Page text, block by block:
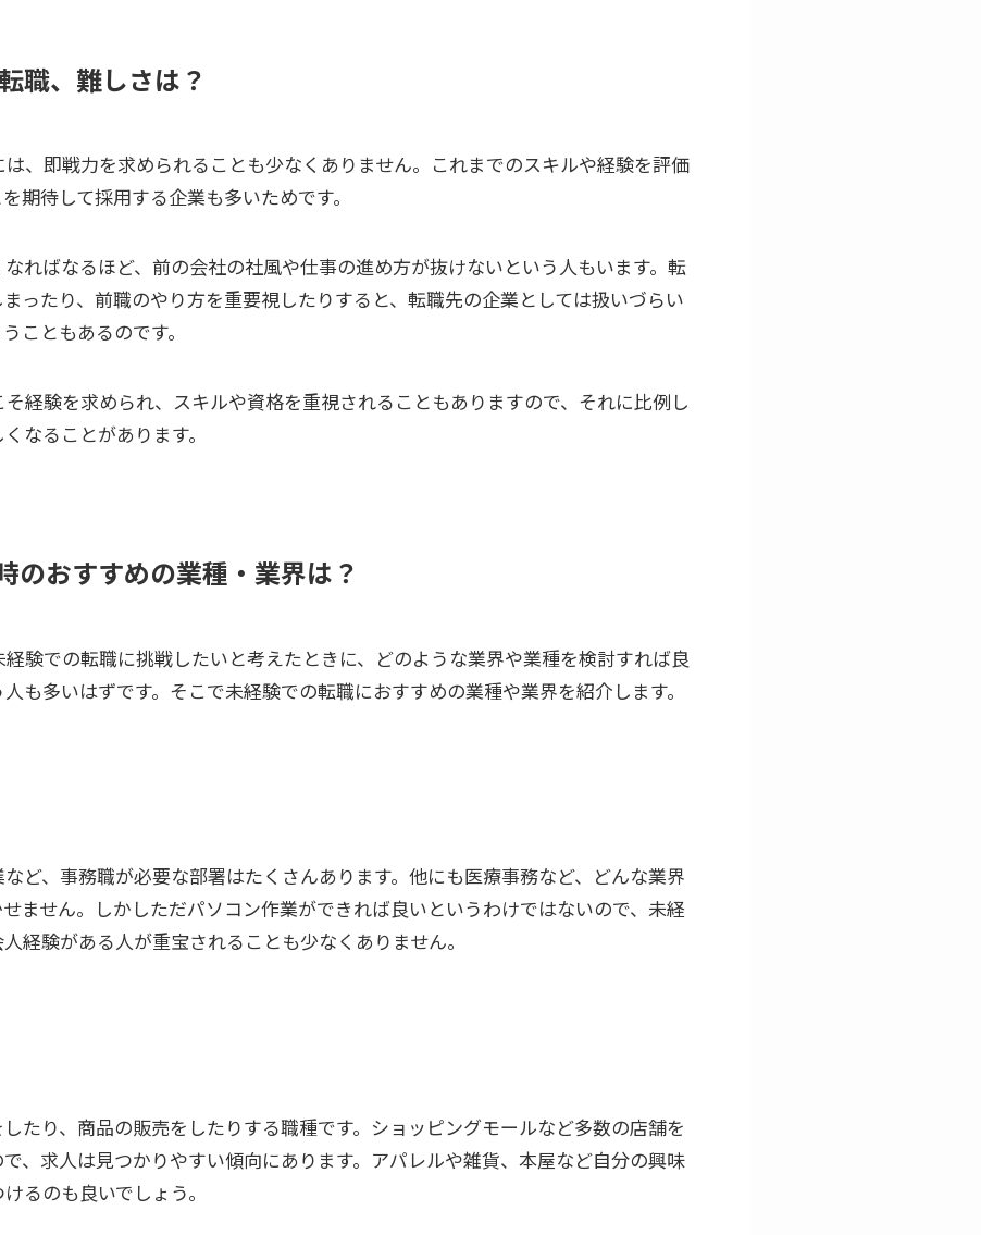
職、難しさは？
、即戦力を求められることも少なくありません。これまでのスキルや経験を評価
期待して採用する企業も多いためです。
ればなるほど、前の会社の社風や仕事の進め方が抜けないという人もいます。転
ったり、前職のやり方を重要視したりすると、転職先の企業としては扱いづらい
こともあるのです。
経験を求められ、スキルや資格を重視されることもありますので、それに比例し
なることがあります。
のおすすめの業種・業界は？
験での転職に挑戦したいと考えたときに、どのような業界や業種を検討すれば良
も多いはずです。そこで未経験での転職におすすめの業種や業界を紹介します。
ど、事務職が必要な部署はたくさんあります。他にも医療事務など、どんな業界
ません。しかしただパソコン作業ができれば良いというわけではないので、未経
経験がある人が重宝されることも少なくありません。
たり、商品の販売をしたりする職種です。ショッピングモールなど多数の店舗を
、求人は見つかりやすい傾向にあります。アパレルや雑貨、本屋など自分の興味
るのも良いでしょう。